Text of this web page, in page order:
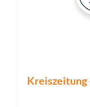
Kreiszeitung